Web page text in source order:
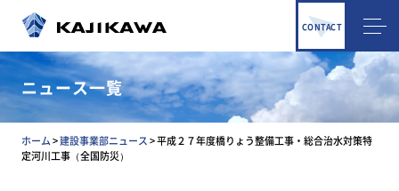
CONTACT
ニュース一覧
ホーム>建設事業部ニュース>平成２７年度橋りょう整備工事・総合治水対策特
定河川工事（全国防災）